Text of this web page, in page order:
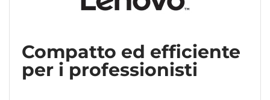
Compatto ed efficiente
per i professionisti